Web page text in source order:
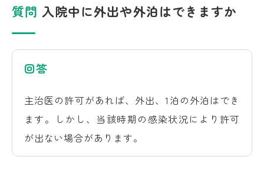
質問 入院中に外出や外泊はできますか
回答
主治医の許可があれば、外出、1泊の外泊はでき
ます。しかし、当該時期の感染状況により許可
が出ない場合があります。